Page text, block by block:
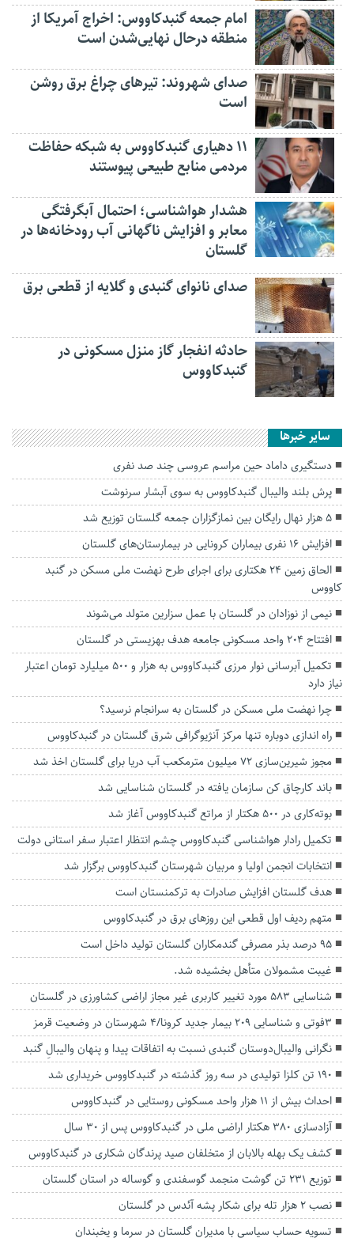
امام جمعه گنبدکاووس: اخراج آمریکا از
منطقه درحال نهایی‌شدن است
صدای شهروند: تیرهای چراغ برق روشن
است
۱۱ دهیاری گنبدکاووس به شبکه حفاظت
مردمی منابع طبیعی پیوستند
هشدار هواشناسی؛ احتمال آبگرفتگی
معابر و افزایش ناگهانی آب رودخانه‌ها در
گلستان
صدای نانوای گنبدی و گلایه از قطعی برق
حادثه انفجار گاز منزل مسکونی در
گنبدکاووس
سایر خبرها
دستگیری داماد حین مراسم عروسی چند صد نفری
پرش بلند والیبال گنبدکاووس به سوی آبشار سرنوشت
۵ هزار نهال رایگان بین نمازگزاران جمعه گلستان توزیع شد
افزایش ۱۶ نفری بیماران کرونایی در بیمارستان‌های گلستان
الحاق زمین ۲۴ هکتاری برای اجرای طرح نهضت ملی مسکن در گنبد
کاووس
نیمی از نوزادان در گلستان با عمل سزارین متولد می‌شوند
افتتاح ۲۰۴ واحد مسکونی جامعه هدف بهزیستی در گلستان
تکمیل آبرسانی نوار مرزی گنبدکاووس به هزار و ۵۰۰ میلیارد تومان اعتبار
نیاز دارد
چرا نهضت ملی مسکن در گلستان به سرانجام نرسید؟
راه اندازی دوباره تنها مرکز آنژیوگرافی شرق گلستان در گنبدکاووس
مجوز شیرین‌سازی ۷۲ میلیون مترمکعب آب دریا برای گلستان اخذ شد
باند کارچاق کن سازمان یافته در گلستان شناسایی شد
بوته‌کاری در ۵۰۰ هکتار از مراتع گنبدکاووس آغاز شد
تکمیل رادار هواشناسی گنبدکاووس چشم انتظار اعتبار سفر استانی دولت
انتخابات انجمن اولیا و مربیان شهرستان گنبدکاووس برگزار شد
هدف گلستان افزایش صادرات به ترکمنستان است
متهم ردیف اول قطعی این روزهای برق در گنبدکاووس
۹۵ درصد بذر مصرفی گندمکاران گلستان تولید داخل است
غیبت مشمولان متأهل بخشیده شد‌.
شناسایی ۵۸۳ مورد تغییر کاربری غیر مجاز اراضی کشاورزی در گلستان
۳فوتی و شناسایی ۲۰۹ بیمار جدید کرونا/۴ شهرستان در وضعیت قرمز
نگرانی والیبال‌دوستان گنبدی نسبت به اتفاقات‌ پیدا و پنهان والیبالِ گنبد
۱۹۰ تن کلزا تولیدی در سه روز گذشته در گنبدکاووس خریداری شد
احداث بیش از ۱۱ هزار واحد مسکونی روستایی در گنبدکاووس
آزادسازی ۳۸۰ هکتار اراضی ملی در گنبدکاووس پس از ۳۰ سال
کشف یک بهله بالابان از متخلفان صید پرندگان شکاری در گنبدکاووس
توزیع ۲۳۱ تن گوشت منجمد گوسفندی و گوساله در استان گلستان
نصب ۲ هزار تله برای شکار پشه آئدس در گلستان
تسویه حساب سیاسی با مدیران گلستان در سرما و یخبندان